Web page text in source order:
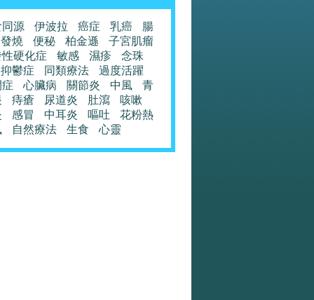
源 伊波拉 癌症 乳癌
腸
發燒
便秘 柏金遜
子宮肌瘤
硬化症
敏感 濕疹
念珠
抑鬱症
同類療法
過度活躍
心臟病 關節炎 中風
青
痔瘡 尿道炎 肚瀉
咳嗽
感冒 中耳炎 嘔吐
花粉熱
自然療法 生食 心靈